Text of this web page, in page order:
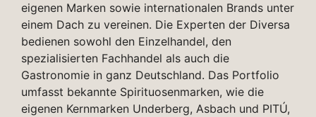
eigenen Marken sowie internationalen Brands unter
einem Dach zu vereinen. Die Experten der Diversa
bedienen sowohl den Einzelhandel, den
spezialisierten Fachhandel als auch die
Gastronomie in ganz Deutschland. Das Portfolio
umfasst bekannte Spirituosenmarken, wie die
eigenen Kernmarken Underberg, Asbach und PITÚ,